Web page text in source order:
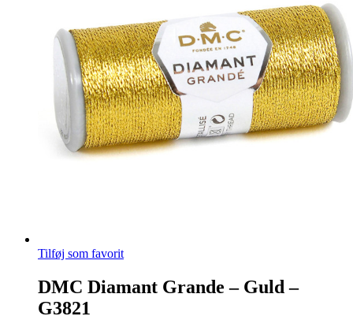
Tilføj som favorit
DMC Diamant Grande – Guld –
G3821